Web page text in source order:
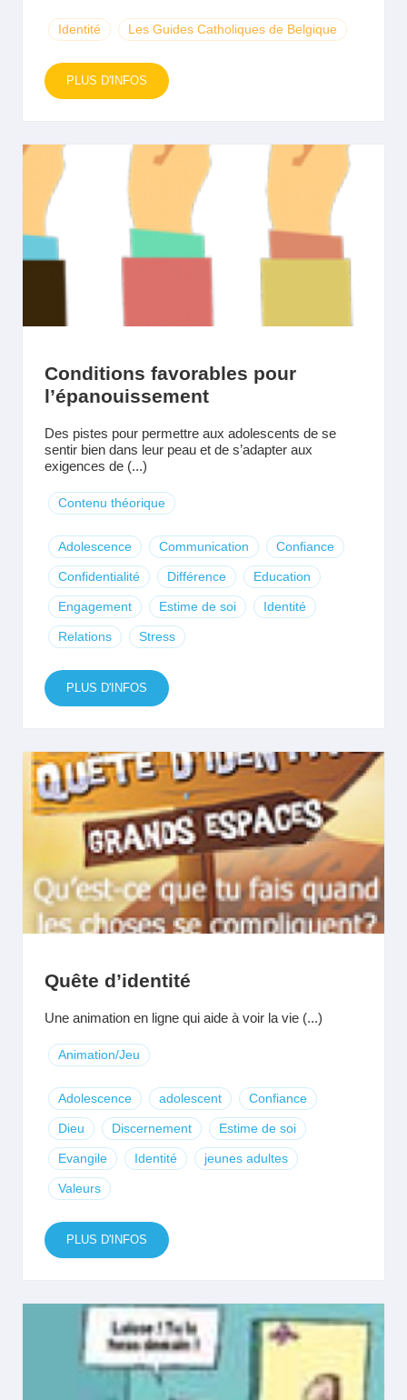
Identité Les Guides Catholiques de Belgique
PLUS D'INFOS
Conditions favorables pour
l’épanouissement
Des pistes pour permettre aux adolescents de se
sentir bien dans leur peau et de s’adapter aux
exigences de (...)
Contenu théorique
Adolescence Communication Confiance
Confidentialité Différence Education
Engagement Estime de soi Identité
Relations Stress
PLUS D'INFOS
Quête d’identité
Une animation en ligne qui aide à voir la vie (...)
Animation/Jeu
Adolescence adolescent Confiance
Dieu Discernement Estime de soi
Evangile Identité jeunes adultes
Valeurs
PLUS D'INFOS